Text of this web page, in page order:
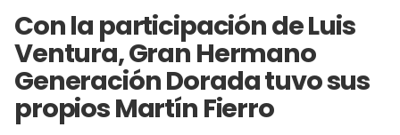
Con la participación de Luis
Ventura, Gran Hermano
Generación Dorada tuvo sus
propios Martín Fierro